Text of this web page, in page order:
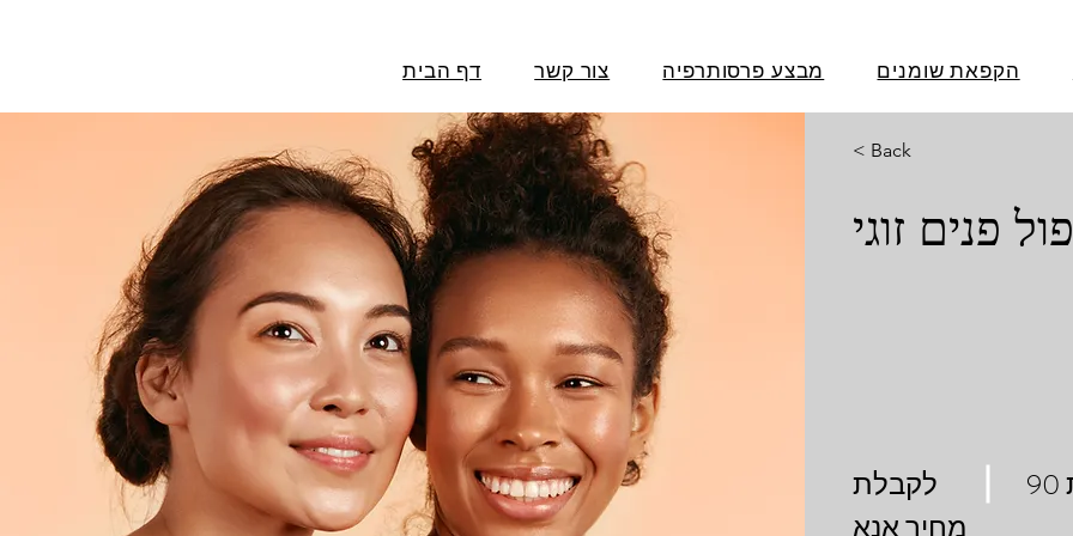
דף הבית צור קשר מבצע פרסותרפיה הקפאת שומנים
< Back
פנים זוגי
לקבלת
מחיר אנא